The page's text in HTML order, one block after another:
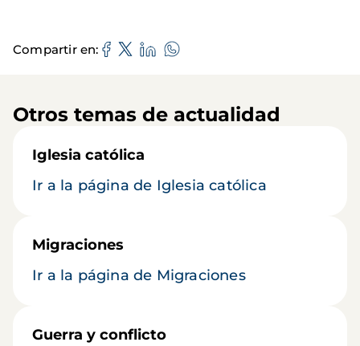
Compartir en
Otros temas de actualidad
Iglesia católica
Ir a la página de Iglesia católica
Migraciones
Ir a la página de Migraciones
Guerra y conflicto